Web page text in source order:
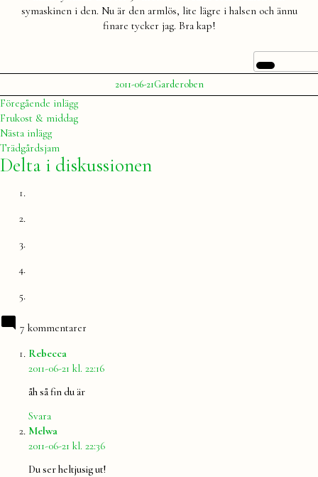
symaskinen i den. Nu är den armlös, lite lägre i halsen och ännu
finare tycker jag. Bra kap!
Publicerat
av
Julia
2011-06-21Publicerat
i
Garderoben
Inläggsnavigering
Föregående inläggFöregående
inlägg:
Frukost & middag
Nästa inläggNästa
inlägg:
Trädgårdsjam
Delta i diskussionen
7 kommentarer
Rebecca
2011-06-21 kl. 22:16
åh så fin du är
Svara
Melwa
2011-06-21 kl. 22:36
Du ser heltjusig ut!